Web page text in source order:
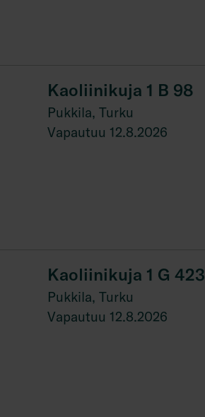
Kaoliinikuja 1 B 98
Pukkila, Turku
Vapautuu 12.8.2026
Kaoliinikuja 1 G 423
Pukkila, Turku
Vapautuu 12.8.2026